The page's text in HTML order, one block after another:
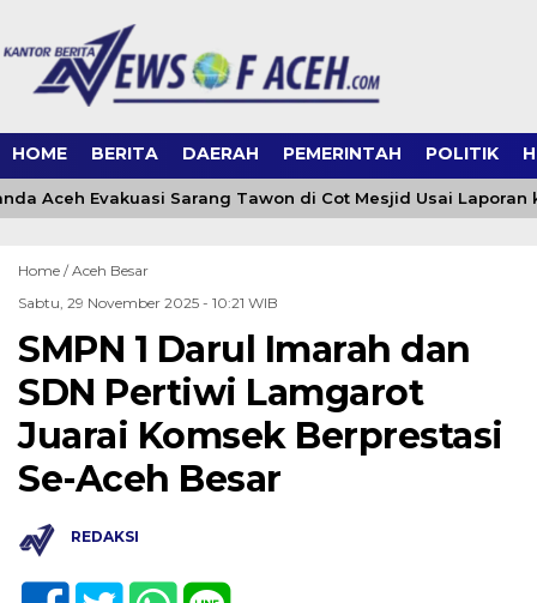
HOME BERITA DAERAH PEMERINTAH POLITIK
Aceh Evakuasi Sarang Tawon di Cot Mesjid Usai Laporan
Home /Aceh Besar
Sabtu, 29 November 2025 - 10:21 WIB
SMPN 1 Darul Imarah dan
SDN Pertiwi Lamgarot
Juarai Komsek Berprestasi
Se-Aceh Besar
REDAKSI